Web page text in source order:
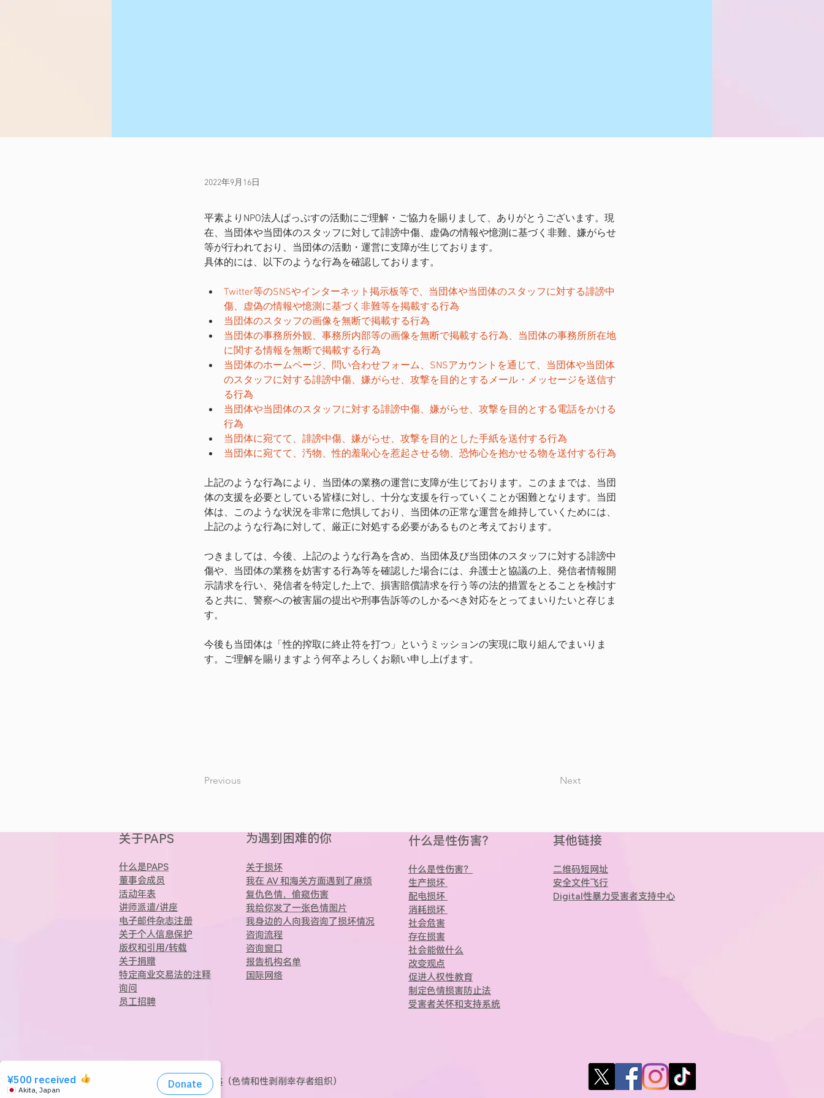
2022年9月16日
平素よりNPO法人ぱっぷすの活動にご理解・ご協力を賜りまして、ありがとうございます。現
在、当団体や当団体のスタッフに対して誹謗中傷、虚偽の情報や憶測に基づく非難、嫌がらせ
等が行われており、当団体の活動・運営に支障が生じております。
具体的には、以下のような行為を確認しております。
Twitter等のSNSやインターネット掲示板等で、当団体や当団体のスタッフに対する誹謗中
傷、虚偽の情報や憶測に基づく非難等を掲載する行為
当団体のスタッフの画像を無断で掲載する行為
当団体の事務所外観、事務所内部等の画像を無断で掲載する行為、当団体の事務所所在地
に関する情報を無断で掲載する行為
当団体のホームページ、問い合わせフォーム、SNSアカウントを通じて、当団体や当団体
のスタッフに対する誹謗中傷、嫌がらせ、攻撃を目的とするメール・メッセージを送信す
る行為
当団体や当団体のスタッフに対する誹謗中傷、嫌がらせ、攻撃を目的とする電話をかける
行為
当団体に宛てて、誹謗中傷、嫌がらせ、攻撃を目的とした手紙を送付する行為
当団体に宛てて、汚物、性的羞恥心を惹起させる物、恐怖心を抱かせる物を送付する行為
上記のような行為により、当団体の業務の運営に支障が生じております。このままでは、当団
体の支援を必要としている皆様に対し、十分な支援を行っていくことが困難となります。当団
体は、このような状況を非常に危惧しており、当団体の正常な運営を維持していくためには、
上記のような行為に対して、厳正に対処する必要があるものと考えております。
つきましては、今後、上記のような行為を含め、当団体及び当団体のスタッフに対する誹謗中
傷や、当団体の業務を妨害する行為等を確認した場合には、弁護士と協議の上、発信者情報開
示請求を行い、発信者を特定した上で、損害賠償請求を行う等の法的措置をとることを検討す
ると共に、警察への被害届の提出や刑事告訴等のしかるべき対応をとってまいりたいと存じま
す。
今後も当団体は「性的搾取に終止符を打つ」というミッションの実現に取り組んでまいりま
す。ご理解を賜りますよう何卒よろしくお願い申し上げます。
Previous Next
关于PAPS
什么是PAPS
董事会成员
活动年表
讲师派遣/讲座
电子邮件杂志注册
关于个人信息保护
版权和引用/转载
关于捐赠
特定商业交易法的注释
询问
员工招聘
为遇到困难的你
关于损坏
我在 AV 和海关方面遇到了麻烦
复仇色情，偷窥伤害
我给你发了一张色情图片
我身边的人向我咨询了损坏情况
咨询流程
咨询窗口
报告机构名单
国际网络
什么是性伤害？
什么是性伤害？
生产损坏
配电损坏
消耗损坏
社会危害
存在损害
社会能做什么
改变观点
促进人权性教育
制定色情损害防止法
受害者关怀和支持系统
​其他链接
二维码短网址
安全文件飞行
Digital性暴力受害者支持中心
指定非营利组织​PAPS （色情和性剥削幸存者组织）